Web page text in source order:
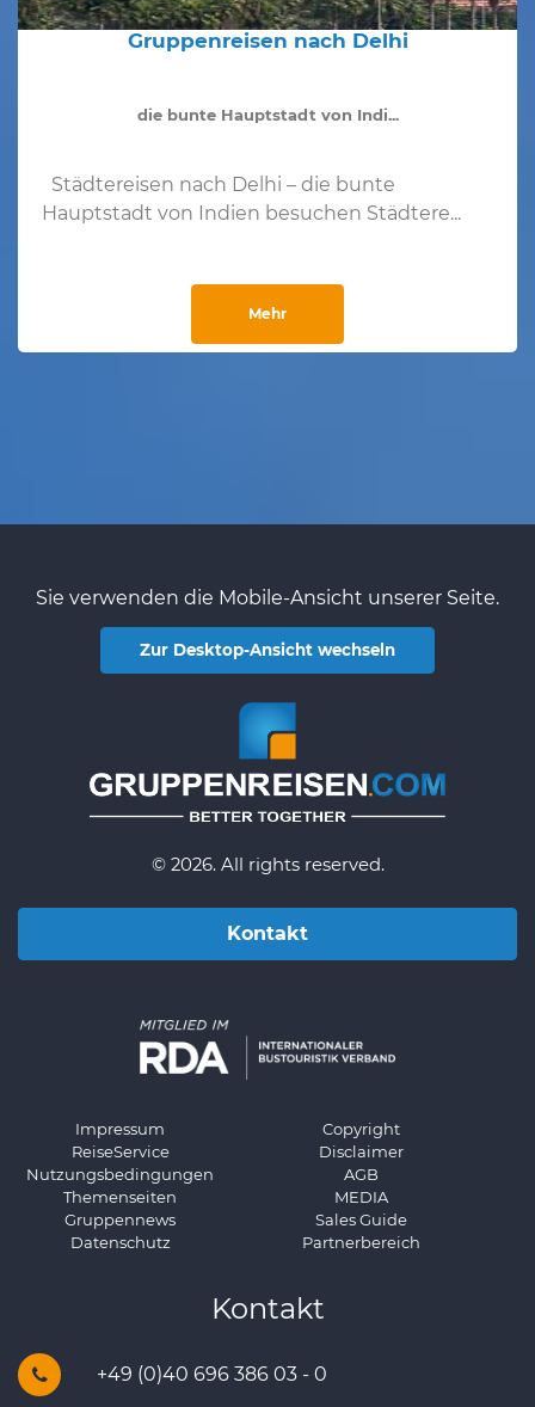
Gruppenreisen nach Delhi
die bunte Hauptstadt von Indi...
Städtereisen nach Delhi – die bunte
Hauptstadt von Indien besuchen Städtere...
Mehr
Sie verwenden die Mobile-Ansicht unserer Seite.
Zur Desktop-Ansicht wechseln
© 2026. All rights reserved.
Kontakt
Impressum
ReiseService
Nutzungsbedingungen
Themenseiten
Gruppennews
Datenschutz
Copyright
Disclaimer
AGB
MEDIA
Sales Guide
Partnerbereich
Kontakt
+49 (0)40 696 386 03 - 0